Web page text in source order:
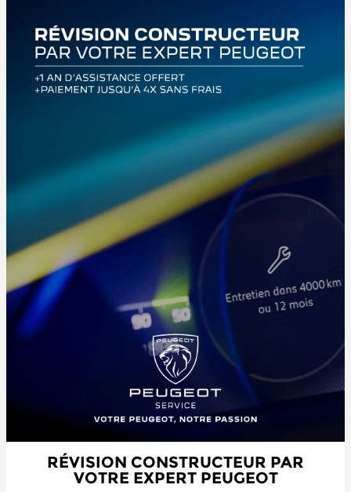
RÉVISION CONSTRUCTEUR PAR
VOTRE EXPERT PEUGEOT